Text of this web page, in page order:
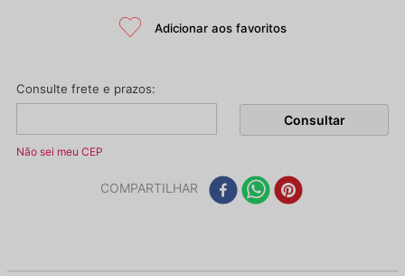
Não sei meu CEP
COMPARTILHAR